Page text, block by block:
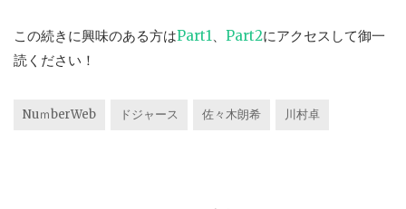
この続きに興味のある方はPart1、 Part2にアクセスして御一
読ください！
NuｍberWeb ドジャース 佐々木朗希 川村卓